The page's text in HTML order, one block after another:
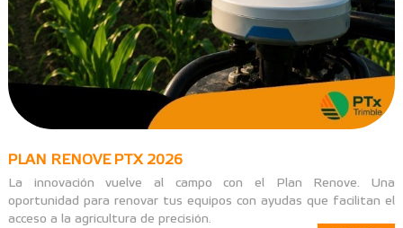
PLAN RENOVE PTX 2026
La innovación vuelve al campo con el Plan Renove. Una
oportunidad para renovar tus equipos con ayudas que facilitan el
acceso a la agricultura de precisión.